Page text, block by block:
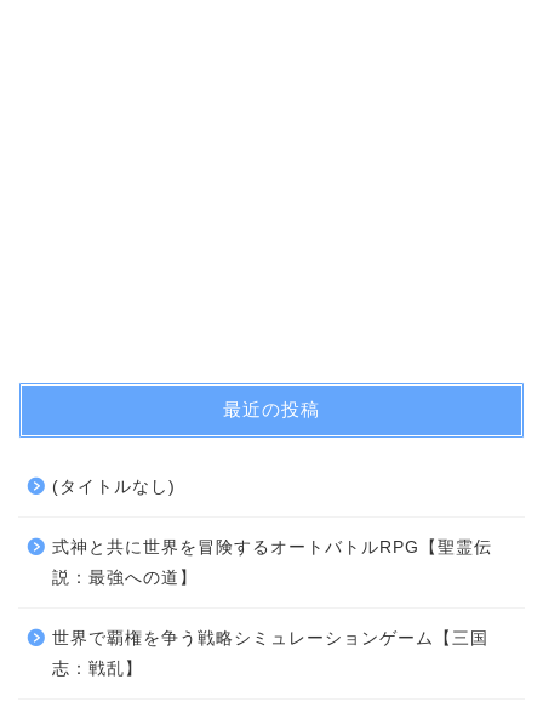
最近の投稿
(タイトルなし)
式神と共に世界を冒険するオートバトルRPG【聖霊伝
説：最強への道】
世界で覇権を争う戦略シミュレーションゲーム【三国
志：戦乱】